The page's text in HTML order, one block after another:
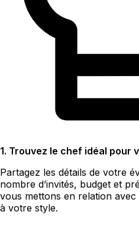
1. Trouvez le chef idéal pour
Partagez les détails de votre
nombre d’invités, budget et
vous mettons en relation
à votre style.